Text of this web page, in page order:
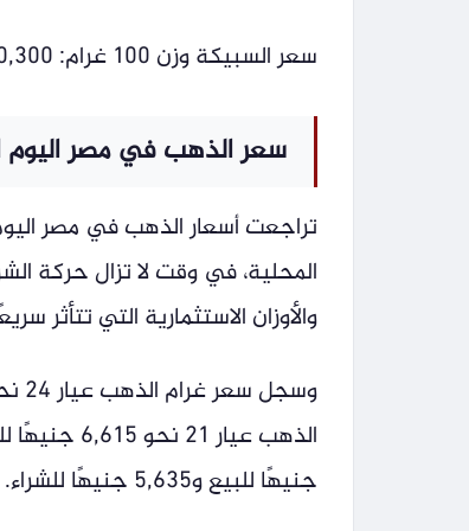
سعر السبيكة وزن 100 غرام: 760,300 جنيه.
سعر الذهب في مصر اليوم
تراجعت أسعار الذهب في مصر
المحلية، في وقت لا تزال حركة
والأوزان الاستثمارية التي تتأثر
جنيهًا للبيع و5,635 جنيهًا للشراء.